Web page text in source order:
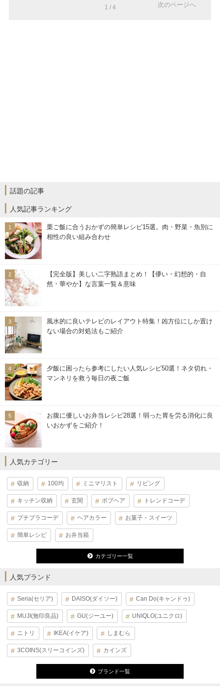
1 / 4 次のページへ
話題の記事
人気記事ランキング
栗ご飯に合うおかずの簡単レシピ15選。肉・野菜・魚別に
相性の良い組み合わせ
【完全版】美しい二字熟語まとめ！【儚い・幻想的・自
然・華やか】な言葉一覧＆意味
風水的に良いテレビのレイアウト特集！凶方位にしか置け
ない場合の対処法もご紹介
夕飯に困ったら参考にしたい人気レシピ50選！ネタ切れ・
マンネリを救う毎日の夜ご飯
お腹に優しいお弁当レシピ28選！弱った胃を労る消化に良
いおかずをご紹介！
人気カテゴリー
収納 100均 ミニマリスト リビング
キッチン収納 玄関 ボブヘア トレンドコーデ
プチプラコーデ ヘアカラー お菓子・スイーツ
簡単レシピ お弁当箱
カテゴリー一覧
人気ブランド
Seria(セリア) DAISO(ダイソー) Can Do(キャンドゥ)
MUJI(無印良品) GU(ジーユー) UNIQLO(ユニクロ)
ニトリ IKEA(イケア) しまむら
3COINS(スリーコインズ) カインズ
ブランド一覧